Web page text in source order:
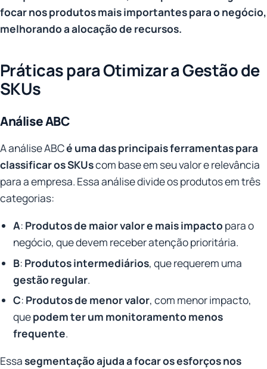
focar nos produtos mais importantes para o negócio,
melhorando a alocação de recursos.
Práticas para Otimizar a Gestão de
SKUs
Análise ABC
A análise ABCé uma das principais ferramentas para
classificar os SKUscom base em seu valor e relevância
para a empresa. Essa análise divide os produtos em três
categorias:
A: Produtos de maior valor e mais impacto para o
negócio, que devem receber atenção prioritária.
B: Produtos intermediários, que requerem uma
gestão regular.
C: Produtos de menor valor, com menor impacto,
quepodem ter um monitoramento menos
frequente.
Essasegmentação ajuda a focar os esforços nos